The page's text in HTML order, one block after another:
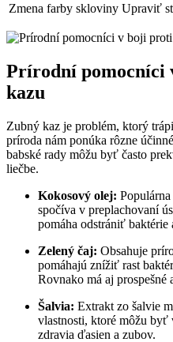
Zmena farby skloviny Upraviť
Prírodní pomocníci
kazu
Zubný ‌kaz⁤ je problém, ktorý
príroda⁣ nám​ ponúka rôzne
babské ⁢rady môžu byť často
liečbe.
Kokosový olej:
spočíva v preplachovaní
pomáha odstrániť
Zelený čaj: ​Obsahuje
pomáhajú⁣ znížiť rast
Rovnako má aj prospešné
Šalvia: Extrakt zo⁢ šalvie
vlastnosti,‌ ktoré môžu
zdravia ďasien⁢ a zubov.